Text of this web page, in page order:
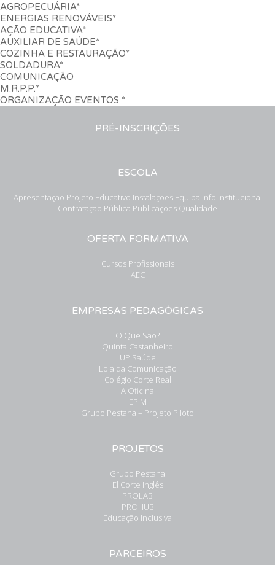
AGROPECUÁRIA*
ENERGIAS RENOVÁVEIS*
AÇÃO EDUCATIVA*
AUXILIAR DE SAÚDE*
COZINHA E RESTAURAÇÃO*
SOLDADURA*
COMUNICAÇÃO
M.R.P.P.*
ORGANIZAÇÃO EVENTOS *
PRÉ-INSCRIÇÕES
ESCOLA
Apresentação Projeto Educativo Instalações Equipa Info Institucional
Contratação Pública Publicações Qualidade
OFERTA FORMATIVA
Cursos Profissionais
AEC
EMPRESAS PEDAGÓGICAS
O Que São?
Quinta Castanheiro
UP Saúde
Loja da Comunicação
Colégio Corte Real
A Oficina
EPIM
Grupo Pestana – Projeto Piloto
PROJETOS
Grupo Pestana
El Corte Inglês
PROLAB
PROHUB
Educação Inclusiva
PARCEIROS